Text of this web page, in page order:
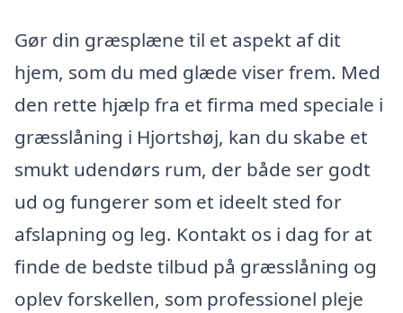
Gør din græsplæne til et aspekt af dit
hjem, som du med glæde viser frem. Med
den rette hjælp fra et firma med speciale i
græsslåning i Hjortshøj, kan du skabe et
smukt udendørs rum, der både ser godt
ud og fungerer som et ideelt sted for
afslapning og leg. Kontakt os i dag for at
finde de bedste tilbud på græsslåning og
oplev forskellen, som professionel pleje